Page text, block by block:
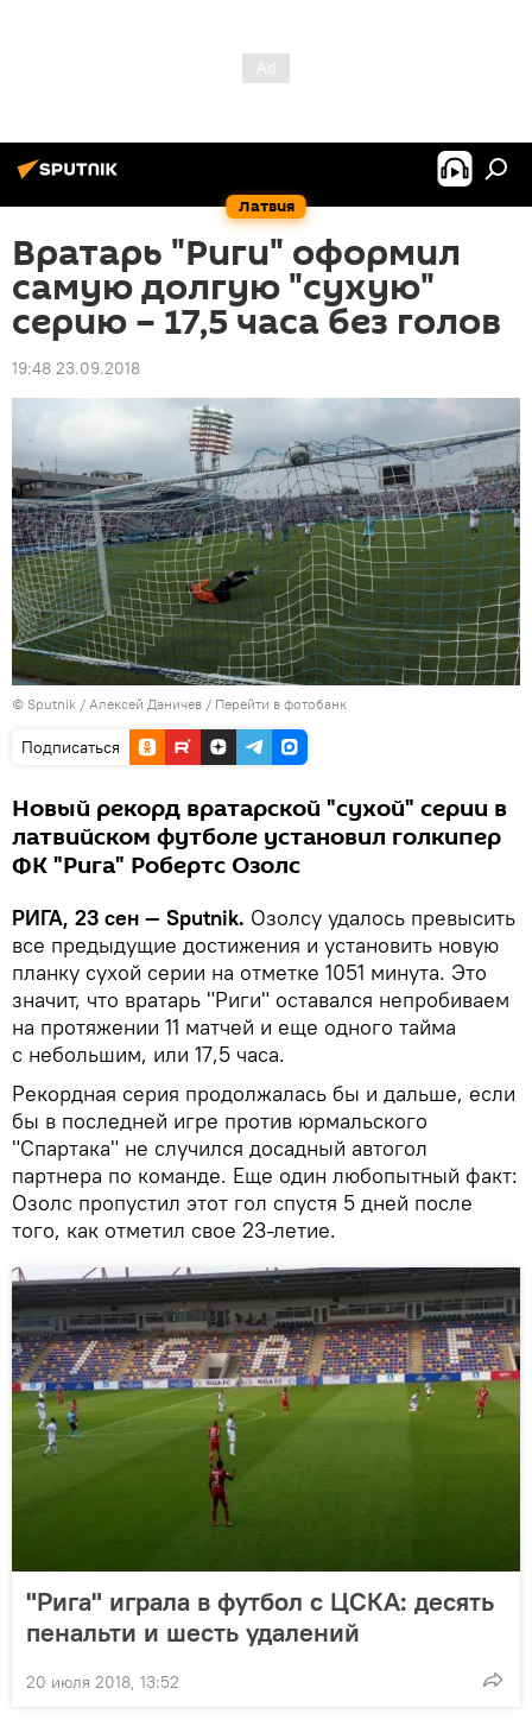
Латвия
Вратарь "Риги" оформил
самую долгую "сухую"
серию – 17,5 часа без голов
19:48 23.09.2018
© Sputnik / Алексей Даничев / Перейти в фотобанк
Подписаться
Новый рекорд вратарской "сухой" серии в
латвийском футболе установил голкипер
ФК "Рига" Робертс Озолс
РИГА, 23 сен — Sputnik. Озолсу удалось превысить
все предыдущие достижения и установить новую
планку сухой серии на отметке 1051 минута. Это
значит, что вратарь "Риги" оставался непробиваем
на протяжении 11 матчей и еще одного тайма
с небольшим, или 17,5 часа.
Рекордная серия продолжалась бы и дальше, если
бы в последней игре против юрмальского
"Спартака" не случился досадный автогол
партнера по команде. Еще один любопытный факт:
Озолс пропустил этот гол спустя 5 дней после
того, как отметил свое 23-летие.
"Рига" играла в футбол с ЦСКА: десять
пенальти и шесть удалений
20 июля 2018, 13:52